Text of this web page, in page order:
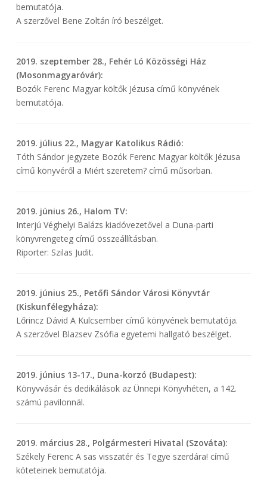
bemutatója.
A szerzővel Bene Zoltán író beszélget.
2019. szeptember 28., Fehér Ló Közösségi Ház
(Mosonmagyaróvár):
Bozók Ferenc Magyar költők Jézusa című könyvének
bemutatója.
2019. július 22., Magyar Katolikus Rádió:
Tóth Sándor jegyzete Bozók Ferenc Magyar költők Jézusa
című könyvéről a Miért szeretem? című műsorban.
2019. június 26., Halom TV:
Interjú Véghelyi Balázs kiadóvezetővel a Duna-parti
könyvrengeteg című összeállításban.
Riporter: Szilas Judit.
2019. június 25., Petőfi Sándor Városi Könyvtár
(Kiskunfélegyháza):
Lőrincz Dávid A Kulcsember című könyvének bemutatója.
A szerzővel Blazsev Zsófia egyetemi hallgató beszélget.
2019. június 13-17., Duna-korzó (Budapest):
Könyvvásár és dedikálások az Ünnepi Könyvhéten, a 142.
számú pavilonnál.
2019. március 28., Polgármesteri Hivatal (Szováta):
Székely Ferenc A sas visszatér és Tegye szerdára! című
köteteinek bemutatója.